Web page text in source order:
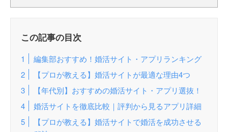
この記事の目次
編集部おすすめ！婚活サイト・アプリランキング
【プロが教える】婚活サイトが最適な理由4つ
【年代別】おすすめの婚活サイト・アプリ選抜！
婚活サイトを徹底比較｜評判から見るアプリ詳細
【プロが教える】婚活サイトで婚活を成功させる